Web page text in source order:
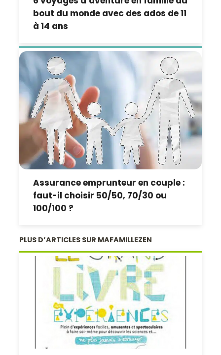
bout du monde avec des ados de 11
à 14 ans
Assurance emprunteur en couple :
faut-il choisir 50/50, 70/30 ou
100/100 ?
PLUS D’ARTICLES SUR MAFAMILLEZEN